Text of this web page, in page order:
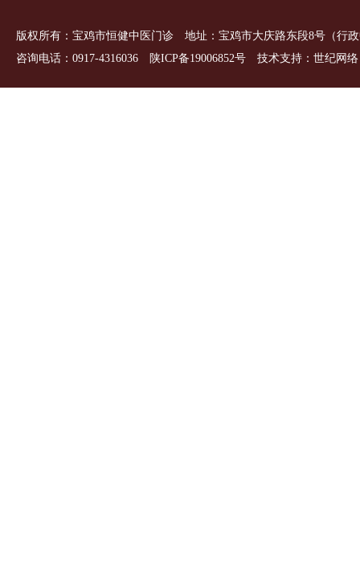
版权所有 ： 宝鸡市恒健中医门诊 地址：宝鸡市大庆路东段8号（行
咨询电话：0917-4316036
陕ICP备19006852号 技术支持： 世纪网络